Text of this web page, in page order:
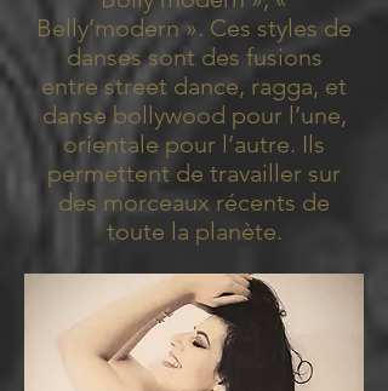
Belly’modern ». Ces styles de
danses sont des fusions
entre street dance, ragga, et
danse bollywood pour l’une,
orientale pour l’autre. Ils
permettent de travailler sur
des morceaux récents de
toute la planète.